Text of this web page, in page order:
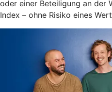
oder einer Beteiligung an der
Index – ohne Risiko eines